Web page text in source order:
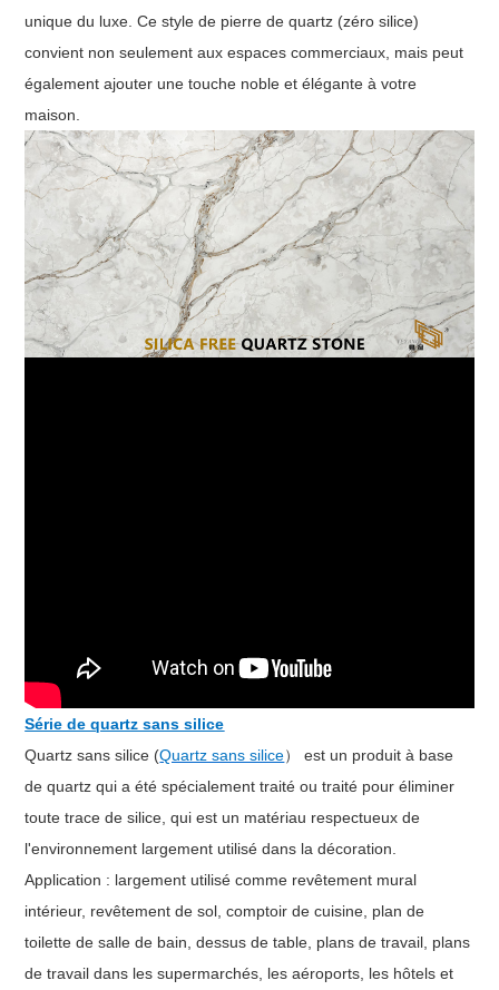
unique du luxe. Ce style de pierre de quartz (zéro silice)
convient non seulement aux espaces commerciaux, mais peut
également ajouter une touche noble et élégante à votre
maison.
Série de quartz sans silice
Quartz sans silice (Quartz sans silice） est un produit à base
de quartz qui a été spécialement traité ou traité pour éliminer
toute trace de silice, qui est un matériau respectueux de
l'environnement largement utilisé dans la décoration.
Application : largement utilisé comme revêtement mural
intérieur, revêtement de sol, comptoir de cuisine, plan de
toilette de salle de bain, dessus de table, plans de travail, plans
de travail dans les supermarchés, les aéroports, les hôtels et